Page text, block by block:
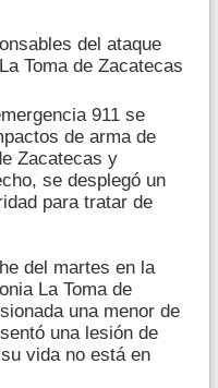
del ataque
Toma de Zacatecas
911 se
de arma de
Zacatecas y
se desplegó un
para tratar de
del martes en la
La Toma de
una menor de
una lesión de
vida no está en